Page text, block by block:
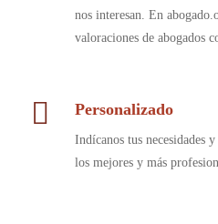
nos interesan. En
valoraciones de abogados
Personalizado
Indícanos tus necesidades
los mejores y más